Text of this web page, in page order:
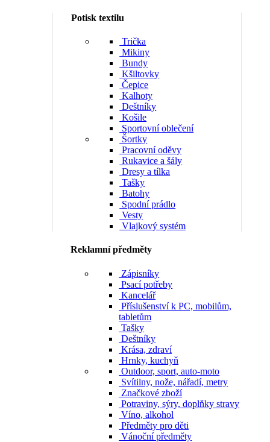
Potisk textilu
Trička
Mikiny
Bundy
Kšiltovky
Čepice
Kalhoty
Deštníky
Košile
Sportovní oblečení
Šortky
Pracovní oděvy
Rukavice a šály
Dresy a tílka
Tašky
Batohy
Spodní prádlo
Vesty
Vlajkový systém
Reklamní předměty
Zápisníky
Psací potřeby
Kancelář
Příslušenství k PC, mobilům,
tabletům
Tašky
Deštníky
Krása, zdraví
Hrnky, kuchyň
Outdoor, sport, auto-moto
Svítilny, nože, nářadí, metry
Značkové zboží
Potraviny, sýry, doplňky stravy
Víno, alkohol
Předměty pro děti
Vánoční předměty